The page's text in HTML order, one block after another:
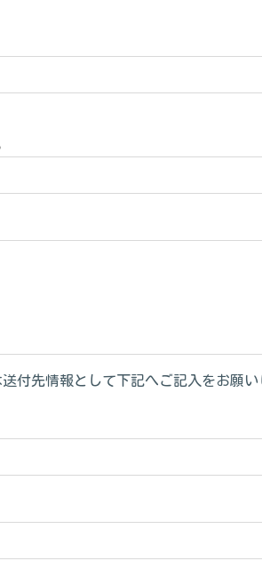
付先情報として下記へご記入をお願い